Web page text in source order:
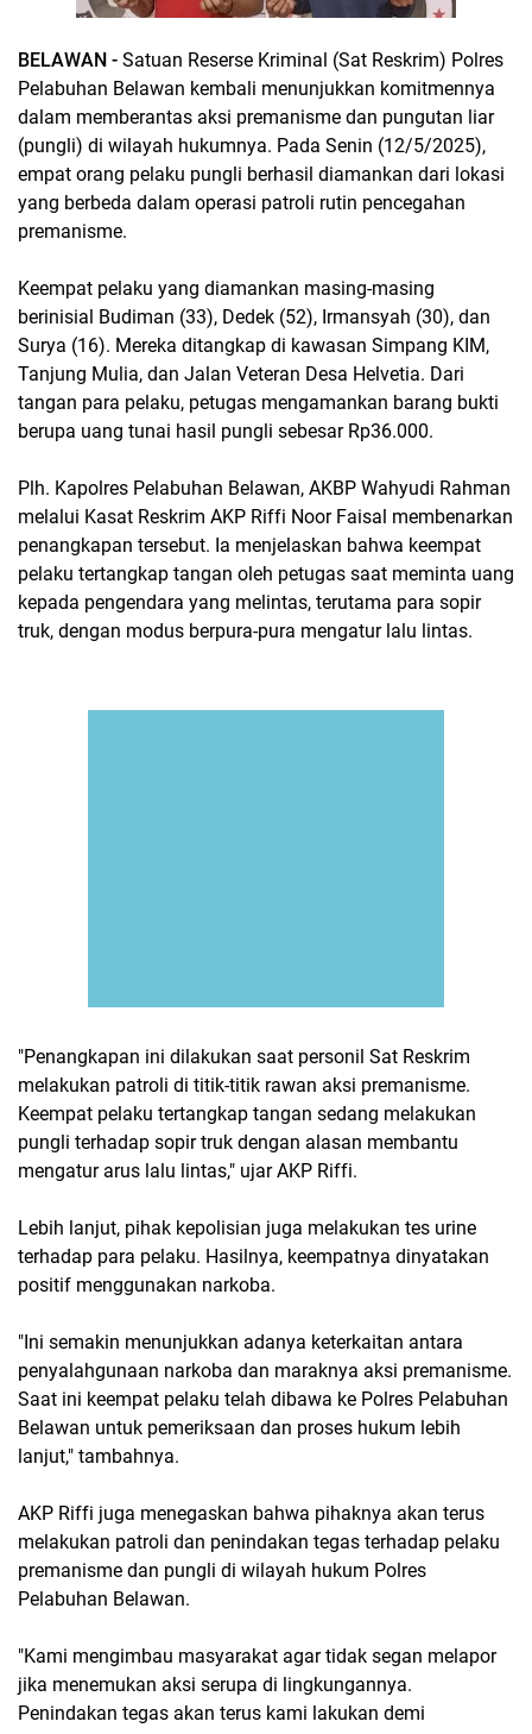
BELAWAN - Satuan Reserse Kriminal (Sat Reskrim) Polres
Pelabuhan Belawan kembali menunjukkan komitmennya
dalam memberantas aksi premanisme dan pungutan liar
(pungli) di wilayah hukumnya. Pada Senin (12/5/2025),
empat orang pelaku pungli berhasil diamankan dari lokasi
yang berbeda dalam operasi patroli rutin pencegahan
premanisme.
Keempat pelaku yang diamankan masing-masing
berinisial Budiman (33), Dedek (52), Irmansyah (30), dan
Surya (16). Mereka ditangkap di kawasan Simpang KIM,
Tanjung Mulia, dan Jalan Veteran Desa Helvetia. Dari
tangan para pelaku, petugas mengamankan barang bukti
berupa uang tunai hasil pungli sebesar Rp36.000.
Plh. Kapolres Pelabuhan Belawan, AKBP Wahyudi Rahman
melalui Kasat Reskrim AKP Riffi Noor Faisal membenarkan
penangkapan tersebut. Ia menjelaskan bahwa keempat
pelaku tertangkap tangan oleh petugas saat meminta uang
kepada pengendara yang melintas, terutama para sopir
truk, dengan modus berpura-pura mengatur lalu lintas.
"Penangkapan ini dilakukan saat personil Sat Reskrim
melakukan patroli di titik-titik rawan aksi premanisme.
Keempat pelaku tertangkap tangan sedang melakukan
pungli terhadap sopir truk dengan alasan membantu
mengatur arus lalu lintas," ujar AKP Riffi.
Lebih lanjut, pihak kepolisian juga melakukan tes urine
terhadap para pelaku. Hasilnya, keempatnya dinyatakan
positif menggunakan narkoba.
"Ini semakin menunjukkan adanya keterkaitan antara
penyalahgunaan narkoba dan maraknya aksi premanisme.
Saat ini keempat pelaku telah dibawa ke Polres Pelabuhan
Belawan untuk pemeriksaan dan proses hukum lebih
lanjut," tambahnya.
AKP Riffi juga menegaskan bahwa pihaknya akan terus
melakukan patroli dan penindakan tegas terhadap pelaku
premanisme dan pungli di wilayah hukum Polres
Pelabuhan Belawan.
"Kami mengimbau masyarakat agar tidak segan melapor
jika menemukan aksi serupa di lingkungannya.
Penindakan tegas akan terus kami lakukan demi